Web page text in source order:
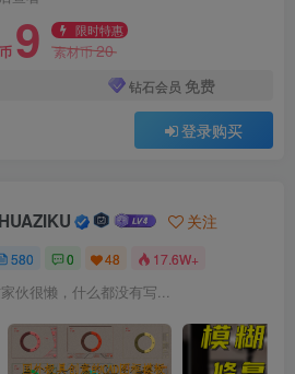
9 限时特惠
素材币20
钻石会员 免费
登录购买
关注
580 0 48 17.6W+
伙很懒，什么都没有写...